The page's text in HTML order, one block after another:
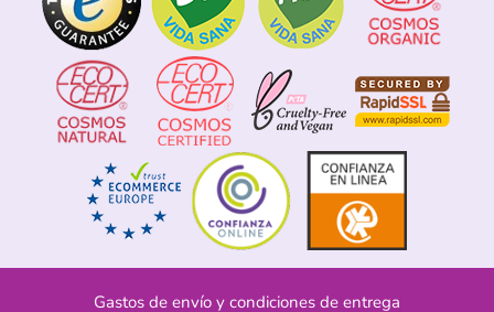
Gastos de envío y condiciones de entrega